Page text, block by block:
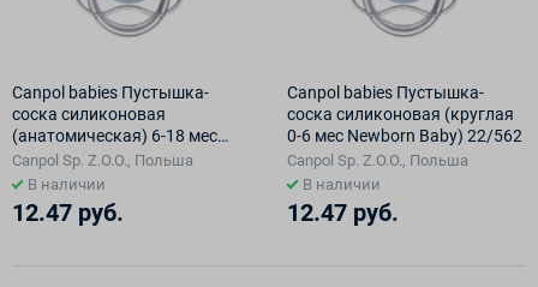
Canpol babies Пустышка-
соска силиконовая
(анатомическая) 6-18 мес
22/566 (голубая)
Canpol Sp. Z.O.O., Польша
В наличии
12.47 руб.
Canpol babies Пустышка-
соска силиконовая (круглая
0-6 мес Newborn Baby) 22/562
Canpol Sp. Z.O.O., Польша
В наличии
12.47 руб.